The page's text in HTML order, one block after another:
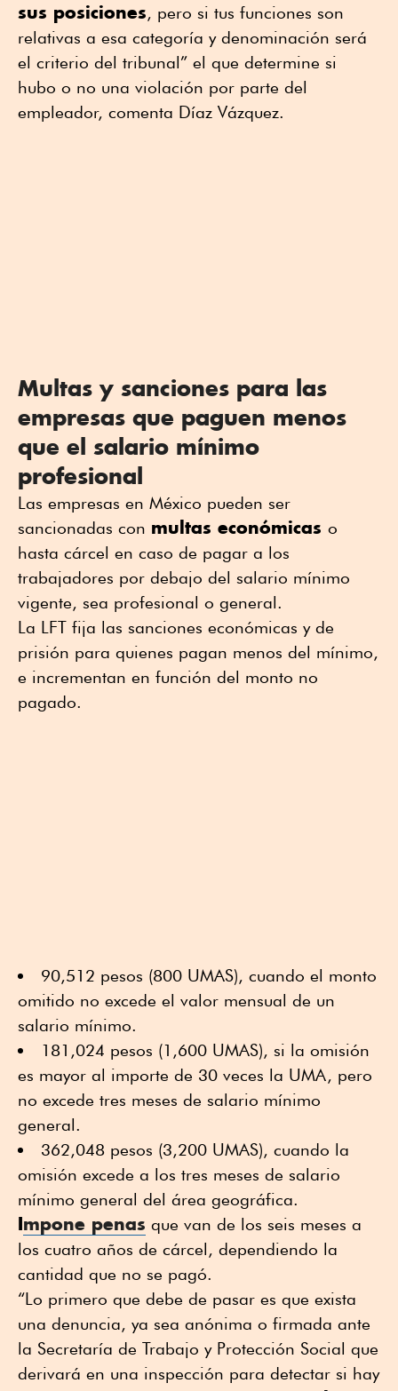
sus posiciones, pero si tus funciones son
relativas a esa categoría y denominación será
el criterio del tribunal” el que determine si
hubo o no una violación por parte del
empleador, comenta Díaz Vázquez.
Multas y sanciones para las
empresas que paguen menos
que el salario mínimo
profesional
Las empresas en México pueden ser
sancionadas con multas económicas o
hasta cárcel en caso de pagar a los
trabajadores por debajo del salario mínimo
vigente, sea profesional o general.
La LFT fija las sanciones económicas y de
prisión para quienes pagan menos del mínimo,
e incrementan en función del monto no
pagado.
90,512 pesos (800 UMAS), cuando el monto
omitido no excede el valor mensual de un
salario mínimo.
181,024 pesos (1,600 UMAS), si la omisión
es mayor al importe de 30 veces la UMA, pero
no excede tres meses de salario mínimo
general.
362,048 pesos (3,200 UMAS), cuando la
omisión excede a los tres meses de salario
mínimo general del área geográfica.
Impone penas que van de los seis meses a
los cuatro años de cárcel, dependiendo la
cantidad que no se pagó.
“Lo primero que debe de pasar es que exista
una denuncia, ya sea anónima o firmada ante
la Secretaría de Trabajo y Protección Social que
derivará en una inspección para detectar si hay